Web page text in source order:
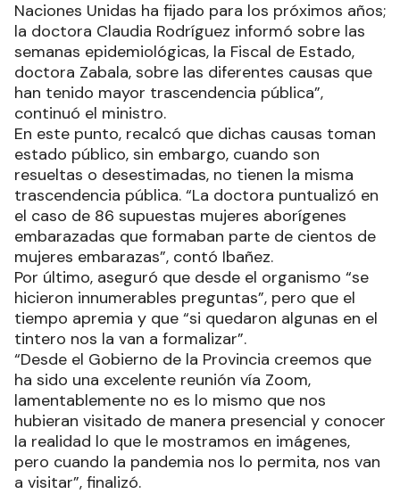
Naciones Unidas ha fijado para los próximos años;
la doctora Claudia Rodríguez informó sobre las
semanas epidemiológicas, la Fiscal de Estado,
doctora Zabala, sobre las diferentes causas que
han tenido mayor trascendencia pública”,
continuó el ministro.
En este punto, recalcó que dichas causas toman
estado público, sin embargo, cuando son
resueltas o desestimadas, no tienen la misma
trascendencia pública. “La doctora puntualizó en
el caso de 86 supuestas mujeres aborígenes
embarazadas que formaban parte de cientos de
mujeres embarazas”, contó Ibañez.
Por último, aseguró que desde el organismo “se
hicieron innumerables preguntas”, pero que el
tiempo apremia y que “si quedaron algunas en el
tintero nos la van a formalizar”.
“Desde el Gobierno de la Provincia creemos que
ha sido una excelente reunión vía Zoom,
lamentablemente no es lo mismo que nos
hubieran visitado de manera presencial y conocer
la realidad lo que le mostramos en imágenes,
pero cuando la pandemia nos lo permita, nos van
a visitar”, finalizó.